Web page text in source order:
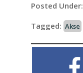
Posted Under:
Tagged: Akse